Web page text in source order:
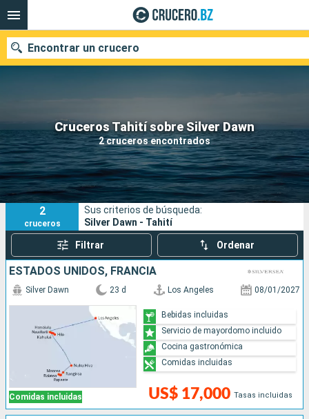
Cruceros Tahití sobre Silver Dawn
2 cruceros encontrados
Encontrar un crucero
Nuestros destinos
Fecha de salida
Puertos Compañías
2
cruceros
Sus criterios de búsqueda:
Silver Dawn - Tahití
Filtrar Ordenar
ESTADOS UNIDOS, FRANCIA
Comidas incluidas
Silver Dawn 23 d Los Angeles 08/01/2027
US$ 17,000 Tasas incluidas
Bebidas incluidas
Servicio de mayordomo incluido
Cocina gastronómica
Comidas incluidas